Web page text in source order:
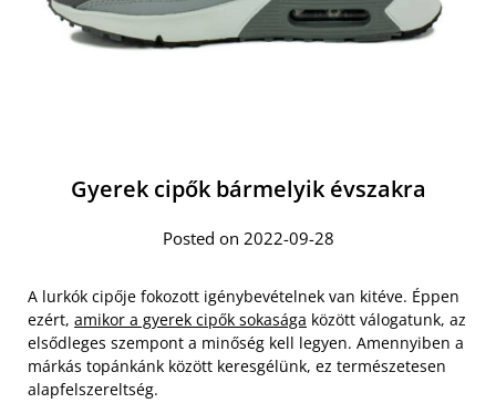
Gyerek cipők bármelyik évszakra
Posted on 2022-09-28
A lurkók cipője fokozott igénybevételnek van kitéve. Éppen
ezért, amikor a gyerek cipők sokasága között válogatunk, az
elsődleges szempont a minőség kell legyen. Amennyiben a
márkás topánkánk között keresgélünk, ez természetesen
alapfelszereltség.